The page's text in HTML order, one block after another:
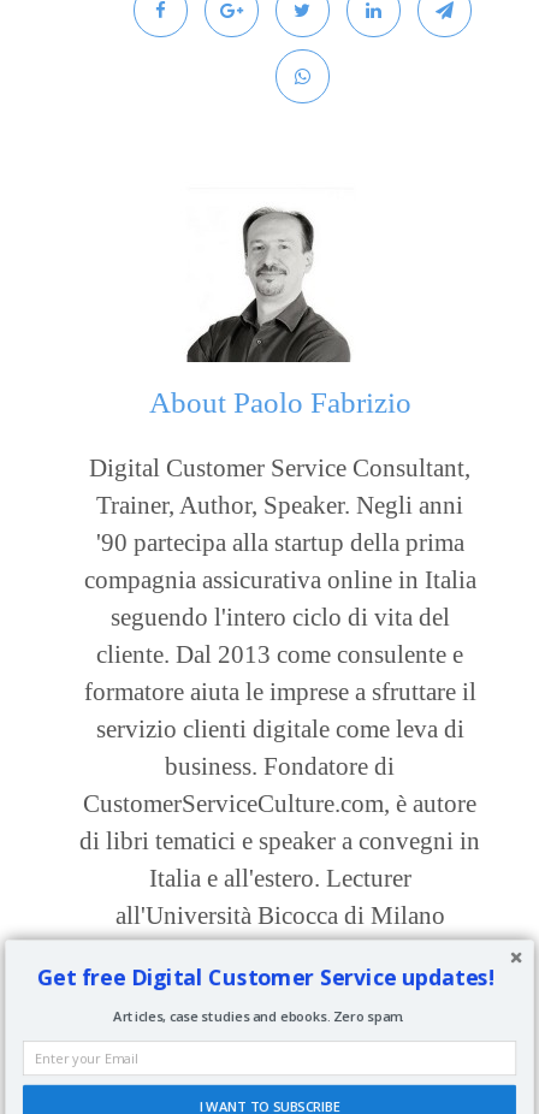
About Paolo Fabrizio
Digital Customer Service Consultant,
Trainer, Author, Speaker. Negli anni
'90 partecipa alla startup della prima
compagnia assicurativa online in Italia
seguendo l'intero ciclo di vita del
cliente. Dal 2013 come consulente e
formatore aiuta le imprese a sfruttare il
servizio clienti digitale come leva di
business. Fondatore di
CustomerServiceCulture.com, è autore
di libri tematici e speaker a convegni in
Italia e all'estero. Lecturer
all'Università Bicocca di Milano
Get free Digital Customer Service updates!
I WANT TO SUBSCRIBE
Articles, case studies and ebooks. Zero spam.